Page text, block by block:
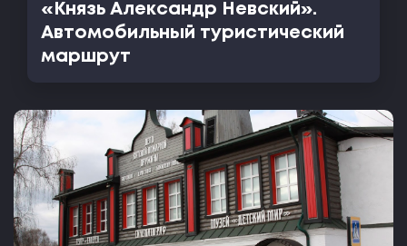
«Князь Александр Невский».
Автомобильный туристический
маршрут